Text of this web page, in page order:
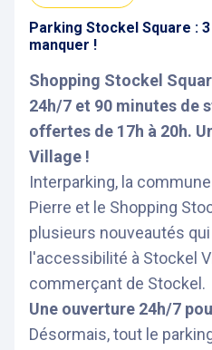
Parking Stockel Square :
manquer !
Shopping Stockel
24h/7 et 90 minutes de
offertes de 17h à 20h.
Village !
Interparking, la
Pierre et le Shopping
plusieurs nouveautés
l'accessibilité à Stockel
commerçant de Stockel.
Une ouverture 24h/7
Désormais, tout le